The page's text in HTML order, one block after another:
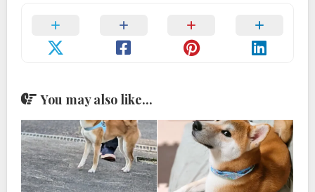
You may also like...